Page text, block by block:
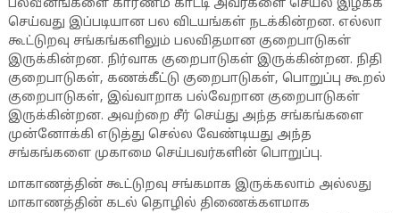
பலவீனங்களை காரணம் காட்டி அவர்களை செயல் இழக்க
செய்வது இப்படியான பல விடயங்கள் நடக்கின்றன. எல்லா
கூட்டுறவு சங்கங்களிலும் பலவிதமான குறைபாடுகள்
இருக்கின்றன. நிர்வாக குறைபாடுகள் இருக்கின்றன. நிதி
குறைபாடுகள், கணக்கீட்டு குறைபாடுகள், பொறுப்பு கூறல்
குறைபாடுகள், இவ்வாறாக பல்வேறான குறைபாடுகள்
இருக்கின்றன. அவற்றை சீர் செய்து அந்த சங்கங்களை
முன்னோக்கி எடுத்து செல்ல வேண்டியது அந்த
சங்கங்களை முகாமை செய்பவர்களின் பொறுப்பு.
மாகாணத்தின் கூட்டுறவு சங்கமாக இருக்கலாம் அல்லது
மாகாணத்தின் கடல் தொழில் திணைக்களமாக